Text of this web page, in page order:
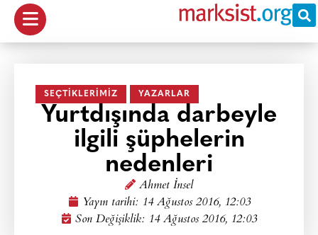
SEÇTIKLERIMIZ YAZARLAR
Yurtdışında darbeyle
ilgili şüphelerin
nedenleri
Ahmet İnsel
Yayın tarihi: 14 Ağustos 2016, 12:03
Son Değişiklik: 14 Ağustos 2016, 12:03